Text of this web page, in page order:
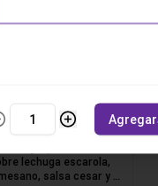
Cesar
lechuga escarola,
salsa cesar y
Agregar